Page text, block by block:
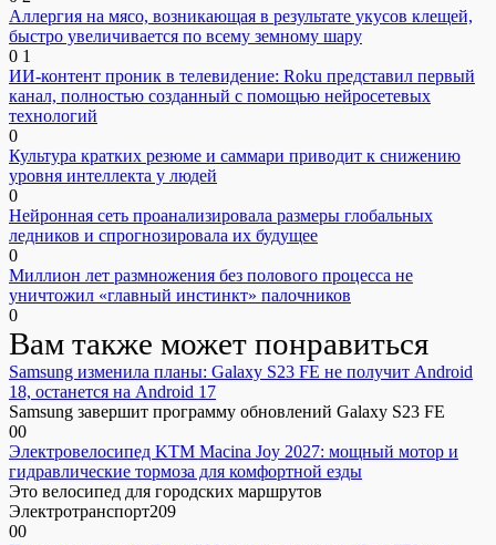
Аллергия на мясо, возникающая в результате укусов клещей,
быстро увеличивается по всему земному шару
0 1
ИИ-контент проник в телевидение: Roku представил первый
канал, полностью созданный с помощью нейросетевых
технологий
0
Культура кратких резюме и саммари приводит к снижению
уровня интеллекта у людей
0
Нейронная сеть проанализировала размеры глобальных
ледников и спрогнозировала их будущее
0
Миллион лет размножения без полового процесса не
уничтожил «главный инстинкт» палочников
0
Вам также может понравиться
Samsung изменила планы: Galaxy S23 FE не получит Android
18, останется на Android 17
Samsung завершит программу обновлений Galaxy S23 FE
00
Электровелосипед KTM Macina Joy 2027: мощный мотор и
гидравлические тормоза для комфортной езды
Это велосипед для городских маршрутов
Электротранспорт209
00